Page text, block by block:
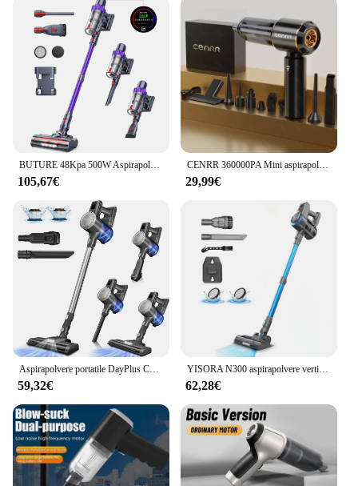
BUTURE 48Kpa 500W Aspirapolvere senza fili portatile Regolare automaticamente l'aspirazione Tazza per polvere da 1,5 litri per peli di animali domestici/tappeto/pavimenti duri
105,67€
CENRR 360000PA Mini aspirapolvere per auto Cordless potente aspirapolvere senza fili portatile aspirapolvere portatile macchina per la pulizia
29,99€
Aspirapolvere portatile DayPlus Cordless Stick, 15000PA 6 in 1 con luce a LED + 2 filtri HEPA + batteria a 6 celle da 2000mAh, Pet, fessure
59,32€
YISORA N300 aspirapolvere verticale senza fili, 20Kpa aspirapolvere Ultra leggero per moquette, pavimento duro, auto, peli di animali domestici
62,28€